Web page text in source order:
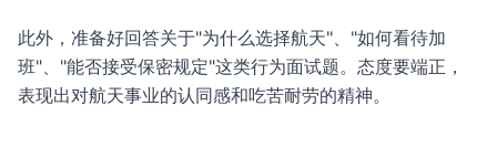
此外，准备好回答关于"为什么选择航天"、"如何看待加
班"、"能否接受保密规定"这类行为面试题。态度要端正，
表现出对航天事业的认同感和吃苦耐劳的精神。